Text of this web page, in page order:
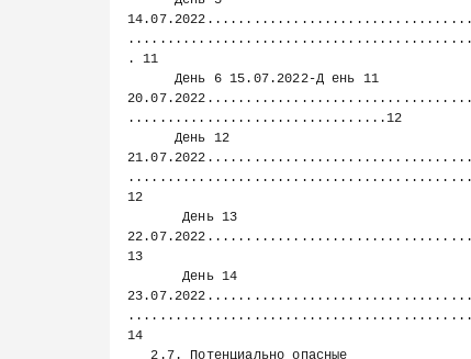
. 11
.................................12
12
       День 13
13
       День 14
14
   2.7. Потенциально опасные